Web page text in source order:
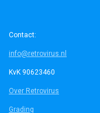
Contact:
info@retrovirus.nl
KvK 90623460
Over Retrovirus
Grading